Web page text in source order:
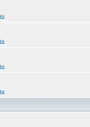
ks
ks
ks
ks